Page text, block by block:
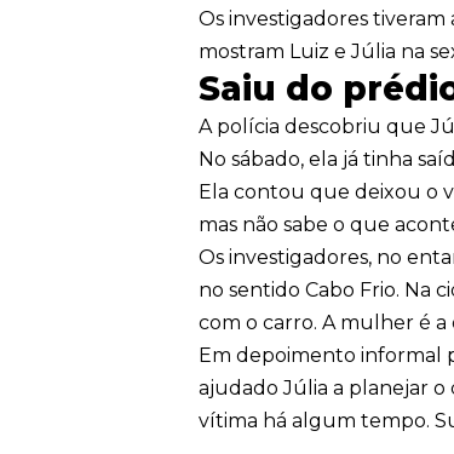
Os investigadores tiveram
mostram Luiz e Júlia na
Saiu do
A polícia descobriu que
No sábado, ela já tinha
Ela contou que deixou o
mas não sabe o que
Os investigadores, no
no sentido Cabo Frio. Na
com o carro. A mulher é a
Em depoimento informal
ajudado Júlia a planejar o
vítima há algum tempo.